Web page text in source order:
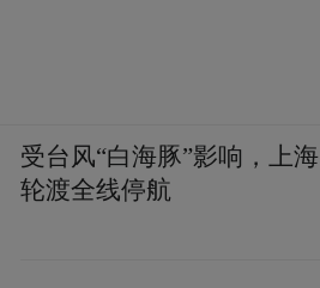
受台风“白海豚”影响，上海
轮渡全线停航